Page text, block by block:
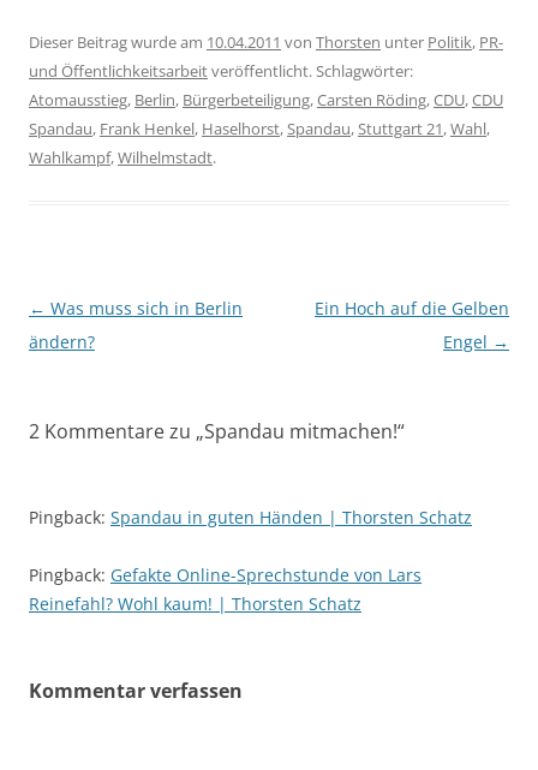
Zeitpunkte, um mal zu
überprüfen, welche
Partei welche Vision für
den Bezirk, die Stadt
oder das Land insgesamt
hat.
Dieser Beitrag wurde am 10.04.2011 von Thorsten unter Politik, PR-
und Öffentlichkeitsarbeitveröffentlicht. Schlagwörter:
Atomausstieg, Berlin, Bürgerbeteiligung,Carsten Röding,CDU,CDU
Spandau, Frank Henkel, Haselhorst,Spandau,Stuttgart 21,Wahl,
Wahlkampf,Wilhelmstadt.
Beitragsnavigation
← Was muss sich in Berlin
ändern?
Ein Hoch auf die Gelben
Engel →
2 Kommentare zu „Spandau mitmachen!“
Pingback: Spandau in guten Händen | Thorsten Schatz
Pingback: Gefakte Online-Sprechstunde von Lars
Reinefahl? Wohl kaum! | Thorsten Schatz
Kommentar verfassen